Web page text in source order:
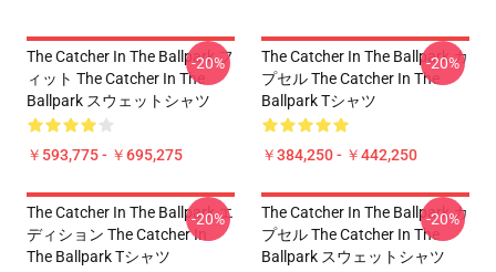
The Catcher In The Ballpark フ
ィット The Catcher In The
Ballpark スウェットシャツ
￥593,775 - ￥695,275
-20%
The Catcher In The Ballpark カ
プセル The Catcher In The
Ballpark Tシャツ
￥384,250 - ￥442,250
-20%
The Catcher In The Ballpark エ
ディション The Catcher In
The Ballpark Tシャツ
-20%
The Catcher In The Ballpark カ
プセル The Catcher In The
Ballpark スウェットシャツ
-20%